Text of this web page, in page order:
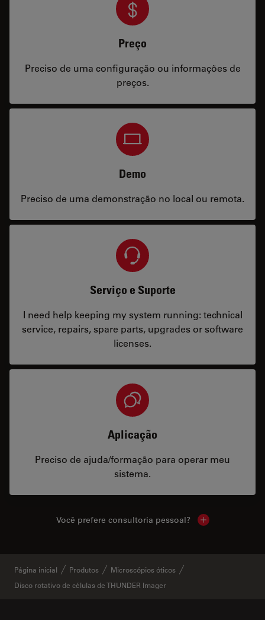
Preço
Preciso de uma configuração ou informações de
preços.
Demo
Preciso de uma demonstração no local ou remota.
Serviço e Suporte
I need help keeping my system running: technical
service, repairs, spare parts, upgrades or software
licenses.
Aplicação
Preciso de ajuda/formação para operar meu
sistema.
Você prefere consultoria pessoal? Show local
Página inicial Produtos
Microscópios óticos
Disco rotativo de células de THUNDER Imager